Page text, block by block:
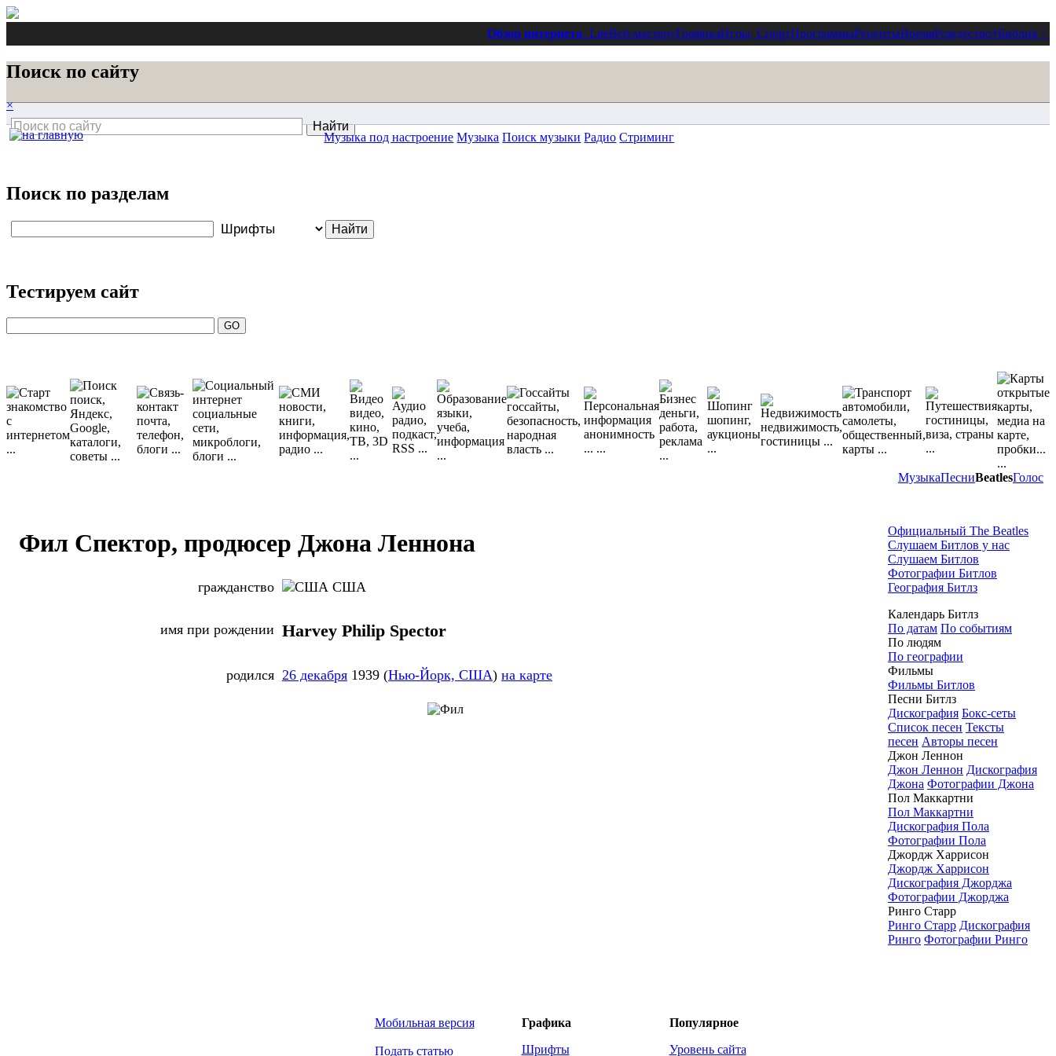
Обзор интернета- LiteВеб-мастеруГрафикаИгры, СпортПрограммыРецептыВремяРождество†Библия ⋮
Поиск по сайту
×
Поиск по разделам
Тестируем сайт
МузыкаПесниBeatlesГолос
Музыка под настроение Музыка Поиск музыки Радио Стриминг
Фил Спектор, продюсер Джона Леннона
гражданство США
имя при рождении Harvey Philip Spector
родился 26 декабря 1939 (Нью-Йорк, США) на карте
Официальный The Beatles
Слушаем Битлов у нас
Слушаем Битлов
Фотографии Битлов
География Битлз
Календарь Битлз
По датам По событиям
По людям
По географии
Фильмы
Фильмы Битлов
Песни Битлз
Дискография Бокс-сеты
Список песен Тексты
песен Авторы песен
Джон Леннон
Джон Леннон Дискография
Джона Фотографии Джона
Пол Маккартни
Пол Маккартни
Дискография Пола
Фотографии Пола
Джордж Харрисон
Джордж Харрисон
Дискография Джорджа
Фотографии Джорджа
Ринго Старр
Ринго Старр Дискография
Ринго Фотографии Ринго
Мобильная версия
Подать статью
Графика
Шрифты
Популярное
Уровень сайта